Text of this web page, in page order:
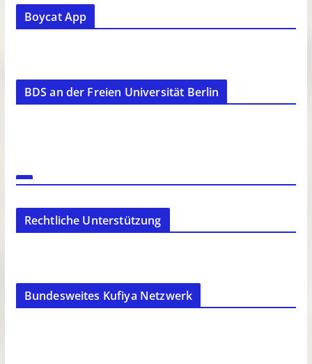
Boycat App
BDS an der Freien Universität Berlin
Rechtliche Unterstützung
Bundesweites Kufiya Netzwerk